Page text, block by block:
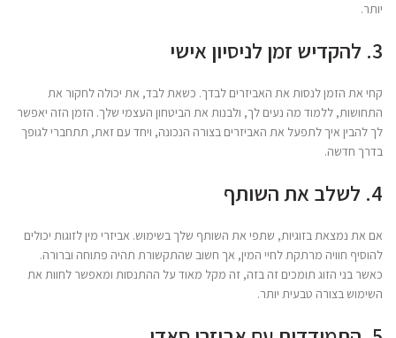
יותר.
3. להקדיש זמן לניסיון אישי
קחי את הזמן לנסות את האביזרים לבדך. כשאת לבד, את יכולה לחקור את
התחושות, ללמוד מה נעים לך, ולבנות את הביטחון העצמי שלך. הזמן הזה יאפשר
לך להבין איך לתפעל את האביזרים בצורה הנכונה, ויחד עם זאת, תתחברי לגופך
בדרך חדשה.
4. לשלב את השותף
אם את נמצאת בזוגיות, שתפי את השותף שלך בשימוש. אביזרי מין לזוגות יכולים
להוסיף חוויה מרתקת לחיי המין, אך חשוב שהתקשורת תהיה פתוחה וברורה.
כאשר בני הזוג תומכים זה בזה, זה מקל מאוד על ההתנסות ומאפשר לחוות את
השימוש בצורה טבעית יותר.